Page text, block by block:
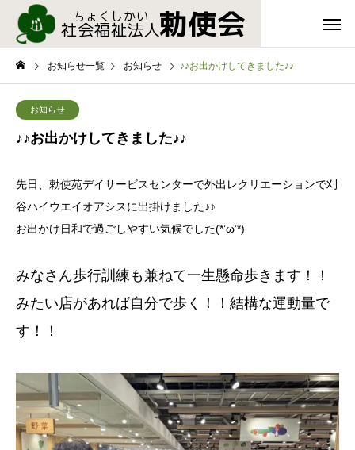
お知らせ一覧 お知らせ ♪♪お出かけしてきました♪♪
お知らせ
♪♪お出かけしてきました♪♪
先日、勅使苑デイサービスセンターで外出レクリエーションで刈
谷ハイウエイオアシスに出掛けました♪♪
お出かけ日和で過ごしやすい気候でした(*’ω’*)
みなさん歩行訓練も兼ねて一生懸命歩きます！！
みたい店があれば自分で歩く！！結構な運動量で
す！！